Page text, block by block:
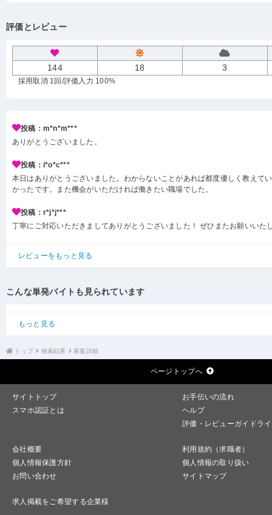
評価とレビュー
144 18 3
採用取消 1回 /評価入力 100%
投稿：m*n*m***
ありがとうございました。
投稿：i*o*c***
本日はありがとうございました。わからないことがあれば都度優しく教えて
かったです。また機会がいただければ働きたい職場でした。
投稿：r*j*j***
丁寧にご対応いただきましてありがとうございました！ ぜひまたお願いいた
レビューをもっと見る
こんな単発バイトも見られています
もっと見る
トップ 検索結果 募集詳細
ページトップへ
サイトトップ
お手伝いの流れ
スマホ認証とは
ヘルプ
評価・レビューガイドラ
会社概要
利用規約（求職者）
個人情報保護方針
個人情報の取り扱い
お問い合わせ
サイトマップ
求人掲載をご希望する企業様